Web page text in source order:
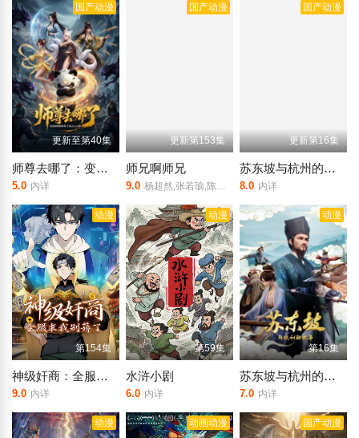
国产动漫
更新至第40集
师尊去哪了：变成神兽被五个徒儿rua秃
5.0 内详
国产动漫
更新第153集
师兄啊师兄
9.0 杨超然,张若瑜,陈彦亦,安志,程玉珠,丁翔威,嗣航,刘英杰,王冰甜,姚铭舜,宋国庆,苗洋,张坤,桑毓泽
国产动漫
更新第16集
苏东坡与杭州的故事
8.0 内详
动漫
第154集
神级奸商：全服求我别薅了 动态漫画
9.0 内详
动漫
第59集
水浒小剧
6.0 内详
动漫
第16集
苏东坡与杭州的故事
7.0 内详
动漫 动画动漫 国产动漫